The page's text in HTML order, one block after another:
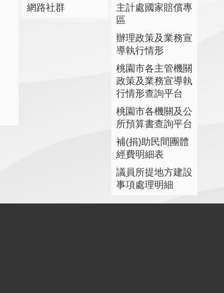
網路社群
主計處國家賠償專
區
辦理政策及業務宣
導執行情形
桃園市各主管機關
政策及業務宣導執
行情形查詢平台
桃園市各機關及公
所預算書查詢平台
補(捐)助民間團體
經費明細表
議員所提地方建設
事項處理明細